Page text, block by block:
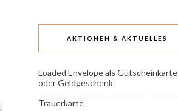
AKTIONEN & AKTUELLES
Loaded Envelope als Gutscheinkarte
oder Geldgeschenk
Trauerkarte